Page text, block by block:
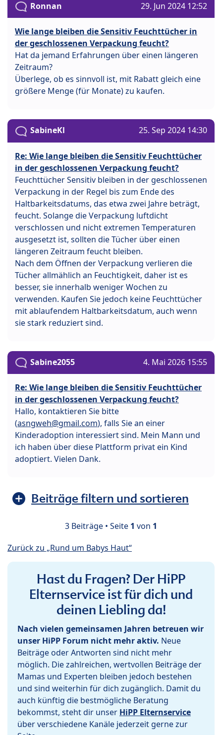
Ronnan 29. Jun 2024 12:52
Wie lange bleiben die Sensitiv Feuchttücher in
der geschlossenen Verpackung feucht?
Hat da jemand Erfahrungen über einen längeren
Zeitraum?
Überlege, ob es sinnvoll ist, mit Rabatt gleich eine
größere Menge (für Monate) zu kaufen.
SabineKl 25. Sep 2024 14:30
Re: Wie lange bleiben die Sensitiv Feuchttücher
in der geschlossenen Verpackung feucht?
Feuchttücher Sensitiv bleiben in der geschlossenen
Verpackung in der Regel bis zum Ende des
Haltbarkeitsdatums, das etwa zwei Jahre beträgt,
feucht. Solange die Verpackung luftdicht
verschlossen und nicht extremen Temperaturen
ausgesetzt ist, sollten die Tücher über einen
längeren Zeitraum feucht bleiben.
Nach dem Öffnen der Verpackung verlieren die
Tücher allmählich an Feuchtigkeit, daher ist es
besser, sie innerhalb weniger Wochen zu
verwenden. Kaufen Sie jedoch keine Feuchttücher
mit ablaufendem Haltbarkeitsdatum, auch wenn
sie stark reduziert sind.
Sabine2055 4. Mai 2026 15:55
Re: Wie lange bleiben die Sensitiv Feuchttücher
in der geschlossenen Verpackung feucht?
Hallo, kontaktieren Sie bitte
(asngweh@gmail.com), falls Sie an einer
Kinderadoption interessiert sind. Mein Mann und
ich haben über diese Plattform privat ein Kind
adoptiert. Vielen Dank.
Beiträge filtern und sortieren
3 Beiträge • Seite 1 von 1
Zurück zu „Rund um Babys Haut“
Hast du Fragen? Der HiPP
Elternservice ist für dich und
deinen Liebling da!
Nach vielen gemeinsamen Jahren betreuen wir
unser HiPP Forum nicht mehr aktiv. Neue
Beiträge oder Antworten sind nicht mehr
möglich. Die zahlreichen, wertvollen Beiträge der
Mamas und Experten bleiben jedoch bestehen
und sind weiterhin für dich zugänglich. Damit du
auch künftig die bestmögliche Beratung
bekommst, steht dir unser HiPP Elternservice
über verschiedene Kanäle jederzeit gerne zur